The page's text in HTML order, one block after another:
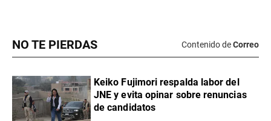
NO TE PIERDAS Contenido deCorreo
Keiko Fujimori respalda labor del
JNE y evita opinar sobre renuncias
de candidatos